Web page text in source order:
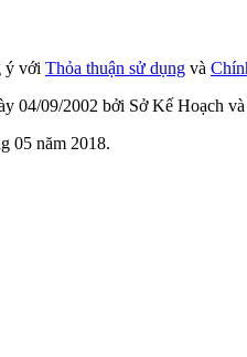
ý với Thỏa thuận sử dụng và
04/09/2002 bởi Sở Kế Hoạch
05 năm 2018.